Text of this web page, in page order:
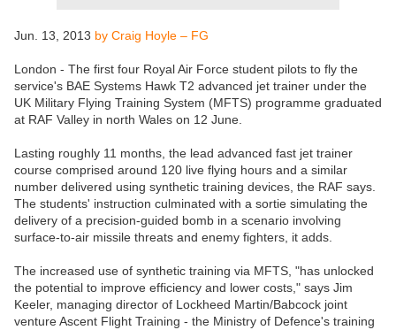
Jun. 13, 2013 by Craig Hoyle – FG
London - The first four Royal Air Force student pilots to fly the
service's BAE Systems Hawk T2 advanced jet trainer under the
UK Military Flying Training System (MFTS) programme graduated
at RAF Valley in north Wales on 12 June.
Lasting roughly 11 months, the lead advanced fast jet trainer
course comprised around 120 live flying hours and a similar
number delivered using synthetic training devices, the RAF says.
The students' instruction culminated with a sortie simulating the
delivery of a precision-guided bomb in a scenario involving
surface-to-air missile threats and enemy fighters, it adds.
The increased use of synthetic training via MFTS, "has unlocked
the potential to improve efficiency and lower costs," says Jim
Keeler, managing director of Lockheed Martin/Babcock joint
venture Ascent Flight Training - the Ministry of Defence's training